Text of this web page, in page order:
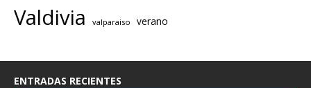
Valdivia valparaiso verano
ENTRADAS RECIENTES